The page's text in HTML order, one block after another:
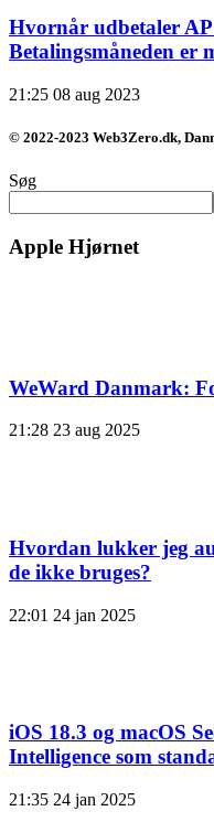
Hvornår udbetaler
Betalingsmåneden er
21:25 08 aug 2023
© 2022-2023 Web3Zero.dk,
Søg
Apple Hjørnet
WeWard Danmark:
21:28 23 aug 2025
Hvordan lukker jeg
de ikke bruges?
22:01 24 jan 2025
iOS 18.3 og macOS
Intelligence som
21:35 24 jan 2025